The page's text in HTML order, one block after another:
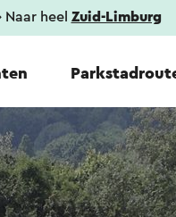
heel Zuid-Limburg